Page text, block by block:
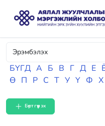
БҮГД А Б В Г Д Е
Ө П Р С Т У Ү Ф Х
Бүртгүүлэх